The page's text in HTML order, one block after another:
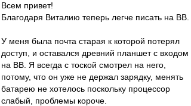
Всем привет!
Благодаря Виталию теперь легче писать на ВВ.
У меня была почта старая к которой потерял
доступ, и оставался древний планшет с входом
на ВВ. Я всегда с тоской смотрел на него,
потому, что он уже не держал зарядку, менять
батарею не хотелось поскольку процессор
слабый, проблемы короче.